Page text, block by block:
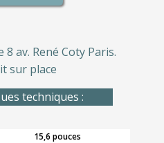
av. René Coty Paris.
sur place
techniques :
15,6 pouces